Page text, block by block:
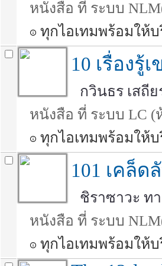
หนังสือ ที่ ระบบ
ทุกไอเทมพร้อมให้บ
10 เรื่องรู้
กวินธร เสถี
หนังสือ ที่ ระบบ LC
ทุกไอเทมพร้อมให้บ
101 เคล็ด
ชิราซาวะ ท
หนังสือ ที่ ระบบ
ทุกไอเทมพร้อมให้บ